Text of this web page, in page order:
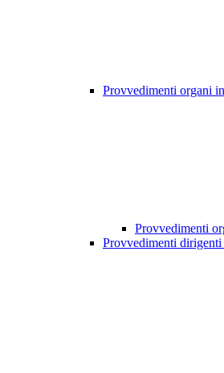
Provvedimenti organi
Provvedimenti
Provvedimenti